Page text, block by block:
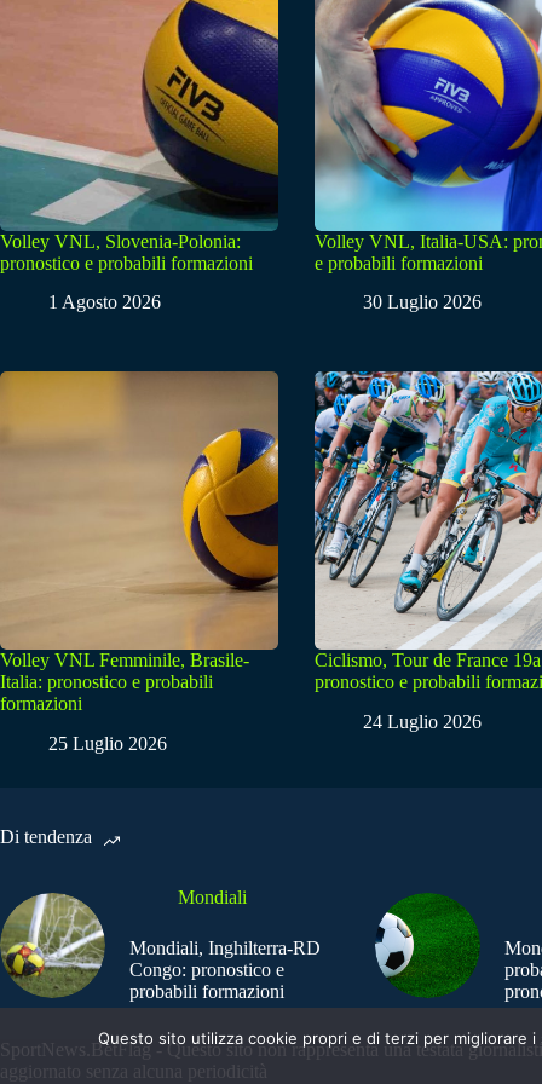
Volley VNL, Slovenia-Polonia:
pronostico e probabili formazioni
1 Agosto 2026
Volley VNL, Italia-USA:
e probabili formazioni
30 Luglio 2026
Volley VNL Femminile, Brasile-
Italia: pronostico e probabili
formazioni
25 Luglio 2026
Ciclismo, Tour de France
pronostico e probabili
24 Luglio 2026
Di tendenza
Mondiali
Mondiali, Inghilterra-RD
Congo: pronostico e
probabili formazioni
SportNews.BetFlag - Questo sito non rappresenta una testata
aggiornato senza alcuna periodicità
Questo sito utilizza cookie propri e di terzi per migliorare